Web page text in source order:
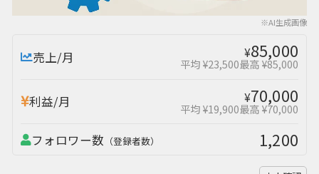
※AI生成画像
売上/月 ¥85,000
平均 ¥23,500最高 ¥85,000
利益/月 ¥70,000
平均 ¥19,900最高 ¥70,000
フォロワー数 （登録者数） 1,200